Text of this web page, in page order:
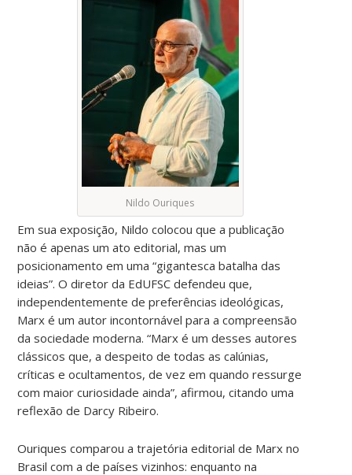
Nildo Ouriques
Em sua exposição, Nildo colocou que a publicação
não é apenas um ato editorial, mas um
posicionamento em uma “gigantesca batalha das
ideias”. O diretor da EdUFSC defendeu que,
independentemente de preferências ideológicas,
Marx é um autor incontornável para a compreensão
da sociedade moderna. “Marx é um desses autores
clássicos que, a despeito de todas as calúnias,
críticas e ocultamentos, de vez em quando ressurge
com maior curiosidade ainda”, afirmou, citando uma
reflexão de Darcy Ribeiro.
Ouriques comparou a trajetória editorial de Marx no
Brasil com a de países vizinhos: enquanto na